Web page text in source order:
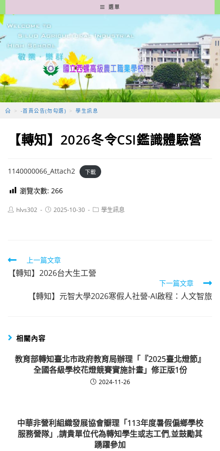
轉
至
要
容
選單
> -首頁公告(勿勾選) > 學生訊息
【轉知】2026冬令CSI鑑識體驗營
1140000066_Attach2 下載
瀏覽次數: 266
Posthlvs302
Post2025-10-30
Post學生訊息
Read
more
articles
上一篇文章
【轉知】2026台大生工營
下一篇文章
【轉知】元智大學2026寒假人社營-AI啟程：人文智旅
相關內容
教育部轉知臺北市政府教育局辦理「『2025臺北燈節』
全國各級學校花燈競賽實施計畫」修正版1份
2024-11-26
中華非營利組織發展協會瓣理「113年度暑假偏鄉學校
服務營隊」,請貴單位代為轉知學生或志工們,並鼓勵其
踴躍參加